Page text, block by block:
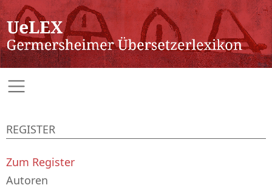
REGISTER
Zum Register
Autoren